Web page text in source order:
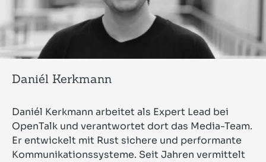
Daniél Kerkmann
Daniél Kerkmann arbeitet als Expert Lead bei
OpenTalk und verantwortet dort das Media-Team.
Er entwickelt mit Rust sichere und performante
Kommunikationssysteme. Seit Jahren vermittelt